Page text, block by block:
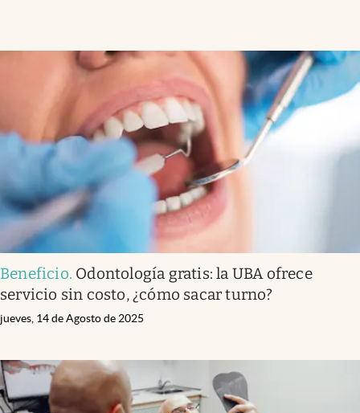
Beneficio. Odontología gratis: la UBA ofrece
servicio sin costo, ¿cómo sacar turno?
jueves, 14 de Agosto de 2025